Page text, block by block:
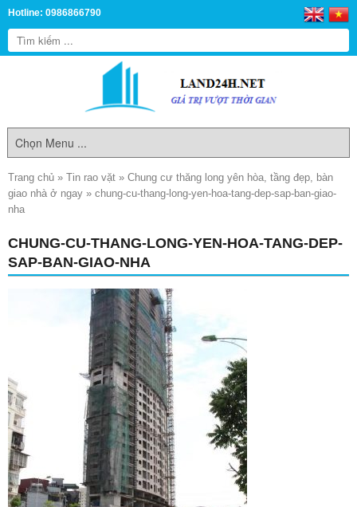
Hotline: 0986866790
Trang chủ » Tin rao vặt » Chung cư thăng long yên hòa, tầng đẹp, bàn
giao nhà ở ngay » chung-cu-thang-long-yen-hoa-tang-dep-sap-ban-giao-
nha
CHUNG-CU-THANG-LONG-YEN-HOA-TANG-DEP-
SAP-BAN-GIAO-NHA